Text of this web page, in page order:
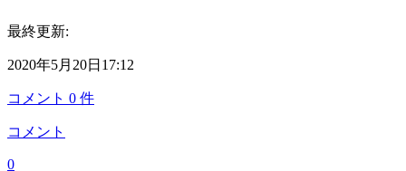
最終更新:
2020年5月20日17:12
コメント 0 件
コメント
0